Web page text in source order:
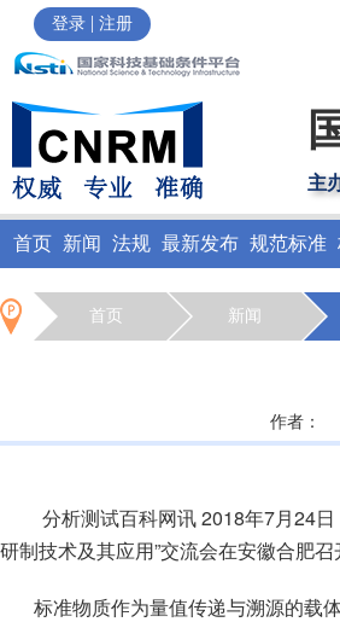
登录 | 注册
主
首页 新闻 法规 最新发布 规范标准
首页 新闻
作者：
分析测试百科网讯 2018年7月24
研制技术及其应用”交流会在安徽合肥召
标准物质作为量值传递与溯源的载